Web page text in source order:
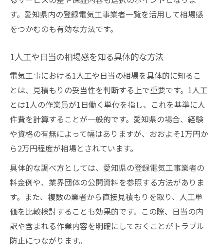
す。愛知県内の登録電気工事業者一覧を活用して相場感
をつかむのも有効な方法です。
1人工や日当の相場感を知る具体的な方法
電気工事における1人工や日当の相場を具体的に知るこ
とは、見積もりの妥当性を判断する上で重要です。1人工
とは1人の作業員が1日働く単位を指し、これを基準に人
件費を計算することが一般的です。愛知県の場合、経験
や資格の有無によって幅はありますが、おおよそ1万円か
ら2万円程度が相場とされています。
具体的な調べ方としては、愛知県の登録電気工事業者の
料金例や、業界団体の公開資料を参照する方法がありま
す。また、複数の業者から直接見積もりを取り、人工単
価を比較検討することも効果的です。この際、日当の内
訳や含まれる作業内容を明確にしておくことがトラブル
防止につながります。